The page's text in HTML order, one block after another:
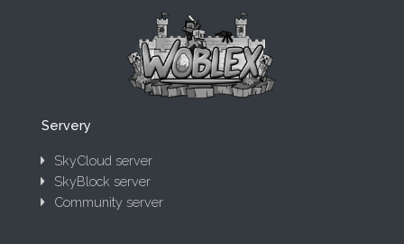
Servery
SkyCloud server
SkyBlock server
Community server